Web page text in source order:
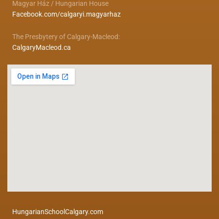
Magyar Ház / Hungarian House
Facebook.com/calgaryi.magyarhaz
The Presbytery of Calgary-Macleod:
CalgaryMacleod.ca
HungarianSchoolCalgary.com